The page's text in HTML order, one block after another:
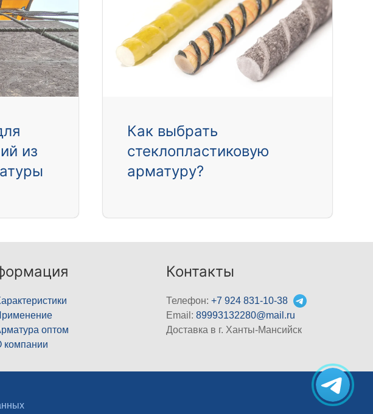
из
Как выбрать
стеклопластиковую
арматуру?
оптом
компании
Контакты
Телефон:+7 924 831-10-38
Email:89993132280@mail.ru
Доставка в г. Ханты-Мансийск